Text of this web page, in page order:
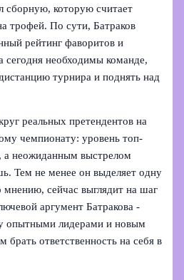
сборную, которую считает
трофей. По сути, Батраков
рейтинг фаворитов и
сегодня необходимы команде,
турнира и поднять над
реальных претендентов на
чемпионату: уровень топ-
а неожиданным выстрелом
Тем не менее он выделяет одну
мнению, сейчас выглядит на шаг
аргумент Батракова -
опытными лидерами и новым
брать ответственность на себя в